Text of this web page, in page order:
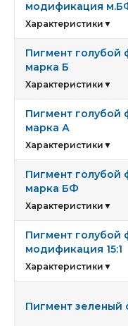
модификация
Характеристики ▼
Пигмент голубой
марка Б
Характеристики ▼
Пигмент голубой
марка А
Характеристики ▼
Пигмент голубой
марка БФ
Характеристики ▼
Пигмент голубой
модификация 15:1
Характеристики ▼
Пигмент зеленый